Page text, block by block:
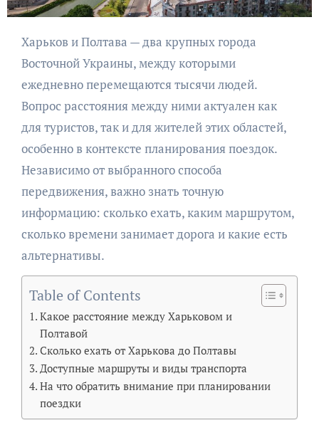
Харьков и Полтава — два крупных города
Восточной Украины, между которыми
ежедневно перемещаются тысячи людей.
Вопрос расстояния между ними актуален как
для туристов, так и для жителей этих областей,
особенно в контексте планирования поездок.
Независимо от выбранного способа
передвижения, важно знать точную
информацию: сколько ехать, каким маршрутом,
сколько времени занимает дорога и какие есть
альтернативы.
Table of Contents
Какое расстояние между Харьковом и
Полтавой
Сколько ехать от Харькова до Полтавы
Доступные маршруты и виды транспорта
На что обратить внимание при планировании
поездки